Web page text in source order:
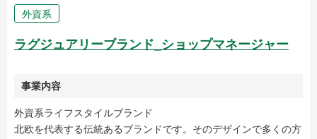
外資系
ラグジュアリーブランド_ショップマネージャー
事業内容
外資系ライフスタイルブランド
北欧を代表する伝統あるブランドです。そのデザインで多くの方